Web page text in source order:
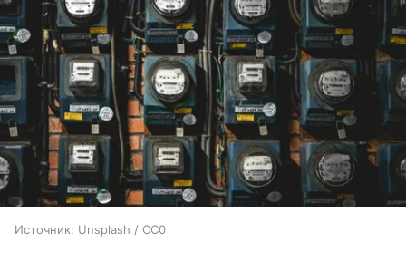
Источник: Unsplash / CC0